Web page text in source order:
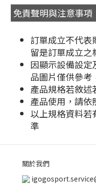
免責聲明與注意事項
訂單成立不代
留是訂單成立之
因顯示設備設定
品圖片僅供參考
產品規格若敘述
產品使用，請依
以上規格資料若
準
關於我們